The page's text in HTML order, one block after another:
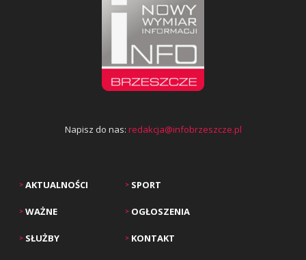
Napisz do nas: redakcja@infobrzeszcze.pl
> AKTUALNOŚCI
> WAŻNE
> SŁUŻBY
> SPORT
> OGŁOSZENIA
> KONTAKT